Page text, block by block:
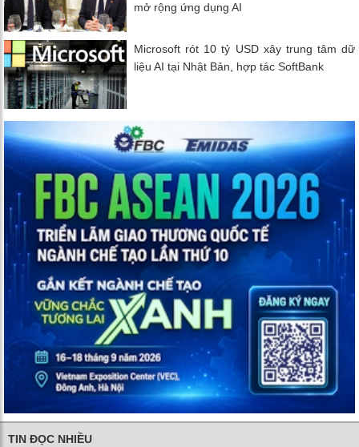
mở rộng ứng dụng AI
Microsoft rót 10 tỷ USD xây trung tâm dữ
liệu AI tại Nhật Bản, hợp tác SoftBank
TIN ĐỌC NHIỀU